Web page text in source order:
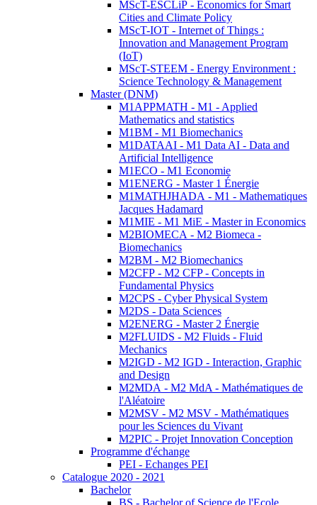
MScT-ESCLiP - Economics for Smart
Cities and Climate Policy
MScT-IOT - Internet of Things :
Innovation and Management Program
(IoT)
MScT-STEEM - Energy Environment :
Science Technology & Management
Master (DNM)
M1APPMATH - M1 - Applied
Mathematics and statistics
M1BM - M1 Biomechanics
M1DATAAI - M1 Data AI - Data and
Artificial Intelligence
M1ECO - M1 Economie
M1ENERG - Master 1 Énergie
M1MATHJHADA - M1 - Mathematiques
Jacques Hadamard
M1MIE - M1 MiE - Master in Economics
M2BIOMECA - M2 Biomeca -
Biomechanics
M2BM - M2 Biomechanics
M2CFP - M2 CFP - Concepts in
Fundamental Physics
M2CPS - Cyber Physical System
M2DS - Data Sciences
M2ENERG - Master 2 Énergie
M2FLUIDS - M2 Fluids - Fluid
Mechanics
M2IGD - M2 IGD - Interaction, Graphic
and Design
M2MDA - M2 MdA - Mathématiques de
l'Aléatoire
M2MSV - M2 MSV - Mathématiques
pour les Sciences du Vivant
M2PIC - Projet Innovation Conception
Programme d'échange
PEI - Echanges PEI
Catalogue 2020 - 2021
Bachelor
BS - Bachelor of Science de l'Ecole